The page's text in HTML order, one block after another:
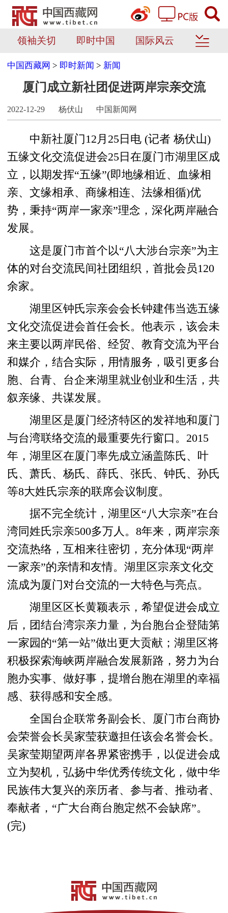
领袖关切 即时中国 国际风云
中国西藏网 > 即时新闻 > 新闻
厦门成立新社团促进两岸宗亲交流
2022-12-29 杨伏山 中国新闻网
中新社厦门12月25日电 (记者 杨伏山)
五缘文化交流促进会25日在厦门市湖里区成
立，以期发挥“五缘”(即地缘相近、血缘相
亲、文缘相承、商缘相连、法缘相循)优
势，秉持“两岸一家亲”理念，深化两岸融合
发展。
这是厦门市首个以“八大涉台宗亲”为主
体的对台交流民间社团组织，首批会员120
余家。
湖里区钟氏宗亲会会长钟建伟当选五缘
文化交流促进会首任会长。他表示，该会未
来主要以两岸民俗、经贸、教育交流为平台
和媒介，结合实际，用情服务，吸引更多台
胞、台青、台企来湖里就业创业和生活，共
叙亲缘、共谋发展。
湖里区是厦门经济特区的发祥地和厦门
与台湾联络交流的最重要先行窗口。2015
年，湖里区在厦门率先成立涵盖陈氏、叶
氏、萧氏、杨氏、薛氏、张氏、钟氏、孙氏
等8大姓氏宗亲的联席会议制度。
据不完全统计，湖里区“八大宗亲”在台
湾同姓氏宗亲500多万人。8年来，两岸宗亲
交流热络，互相来往密切，充分体现“两岸
一家亲”的亲情和友情。湖里区宗亲文化交
流成为厦门对台交流的一大特色与亮点。
湖里区区长黄颖表示，希望促进会成立
后，团结台湾宗亲力量，为台胞台企登陆第
一家园的“第一站”做出更大贡献；湖里区将
积极探索海峡两岸融合发展新路，努力为台
胞办实事、做好事，提增台胞在湖里的幸福
感、获得感和安全感。
全国台企联常务副会长、厦门市台商协
会荣誉会长吴家莹获邀担任该会名誉会长。
吴家莹期望两岸各界紧密携手，以促进会成
立为契机，弘扬中华优秀传统文化，做中华
民族伟大复兴的亲历者、参与者、推动者、
奉献者，“广大台商台胞定然不会缺席”。
(完)